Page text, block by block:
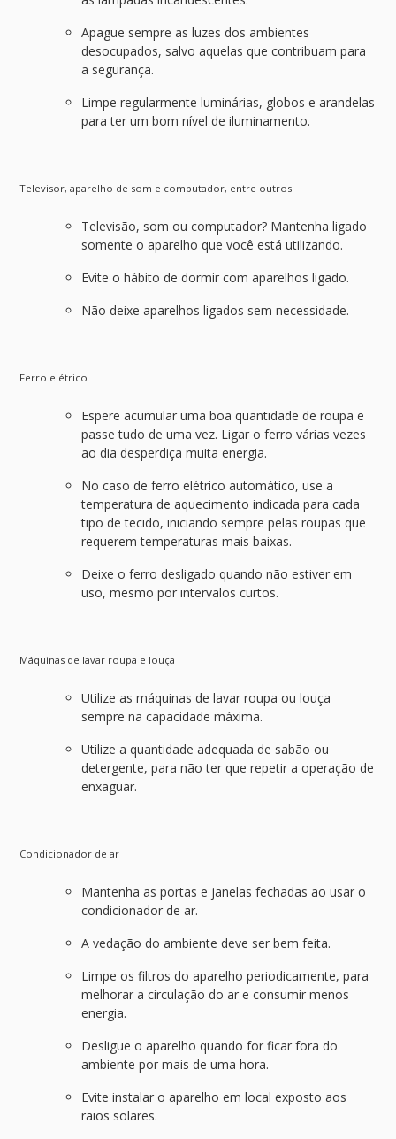
Apague sempre as luzes dos ambientes
desocupados, salvo aquelas que contribuam para
a segurança.
Limpe regularmente luminárias, globos e arandelas
para ter um bom nível de iluminamento.
Televisor, aparelho de som e computador, entre outros
Televisão, som ou computador? Mantenha ligado
somente o aparelho que você está utilizando.
Evite o hábito de dormir com aparelhos ligado.
Não deixe aparelhos ligados sem necessidade.
Ferro elétrico
Espere acumular uma boa quantidade de roupa e
passe tudo de uma vez. Ligar o ferro várias vezes
ao dia desperdiça muita energia.
No caso de ferro elétrico automático, use a
temperatura de aquecimento indicada para cada
tipo de tecido, iniciando sempre pelas roupas que
requerem temperaturas mais baixas.
Deixe o ferro desligado quando não estiver em
uso, mesmo por intervalos curtos.
Máquinas de lavar roupa e louça
Utilize as máquinas de lavar roupa ou louça
sempre na capacidade máxima.
Utilize a quantidade adequada de sabão ou
detergente, para não ter que repetir a operação de
enxaguar.
Condicionador de ar
Mantenha as portas e janelas fechadas ao usar o
condicionador de ar.
A vedação do ambiente deve ser bem feita.
Limpe os filtros do aparelho periodicamente, para
melhorar a circulação do ar e consumir menos
energia.
Desligue o aparelho quando for ficar fora do
ambiente por mais de uma hora.
Evite instalar o aparelho em local exposto aos
raios solares.